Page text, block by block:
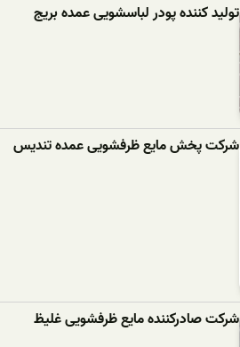
تولید کننده پودر لباسشویی عمده بریج
شرکت پخش مایع ظرفشویی عمده تندیس
شرکت صادرکننده مایع ظرفشویی غلیظ